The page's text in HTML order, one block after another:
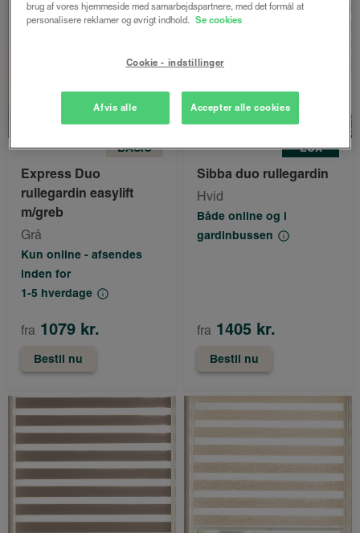
BASIC
Express Duo
rullegardin easylift
m/greb
Grå
Kun online - afsendes
inden for
1-5 hverdage
fra 1079 kr.
Bestil nu
LUX
Sibba duo rullegardin
Hvid
Både online og i
gardinbussen
fra 1405 kr.
Bestil nu
brug af vores hjemmeside med samarbejdspartnere, med det formål at
personalisere reklamer og øvrigt indhold. Se cookies
Cookie - indstillinger
Afvis alle Accepter alle cookies